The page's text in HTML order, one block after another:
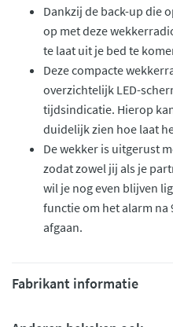
Dankzij de back-up die
op met deze
te laat uit je bed te
Deze compacte
overzichtelijk LED-
tijdsindicatie. Hierop
duidelijk zien hoe laat
De wekker is uitgerust
zodat zowel jij als je
wil je nog even blijven
functie om het alarm
afgaan.
Fabrikant informatie